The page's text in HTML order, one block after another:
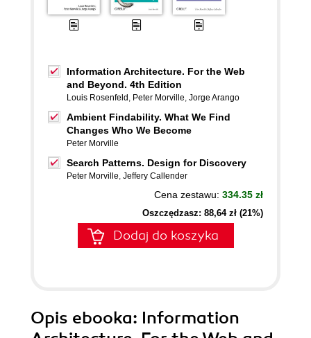
Information Architecture. For the Web
and Beyond. 4th Edition
Louis Rosenfeld , Peter Morville, Jorge Arango
Ambient Findability. What We Find
Changes Who We Become
Peter Morville
Search Patterns. Design for Discovery
Peter Morville, Jeffery Callender
Cena zestawu: 334.35 zł
Oszczędzasz: 88,64 zł (21%)
Dodaj do koszyka
Opis ebooka: Information